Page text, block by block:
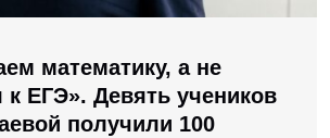
математику, а не
к ЕГЭ». Девять учеников
получили 100